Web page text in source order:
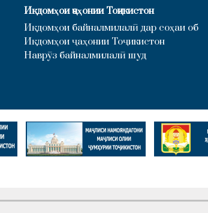
Иқдомҳои ҷаҳонии Тоҷикистон
Иқдомҳои байналмилалӣ дар соҳаи об
Иқдомҳои ҷаҳонии Тоҷикистон
Наврӯз байналмилалӣ шуд